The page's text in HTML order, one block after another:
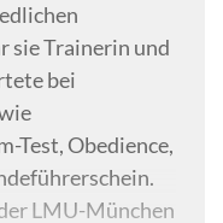
sie Trainerin und
bei
Test, Obedience,
LMU-München